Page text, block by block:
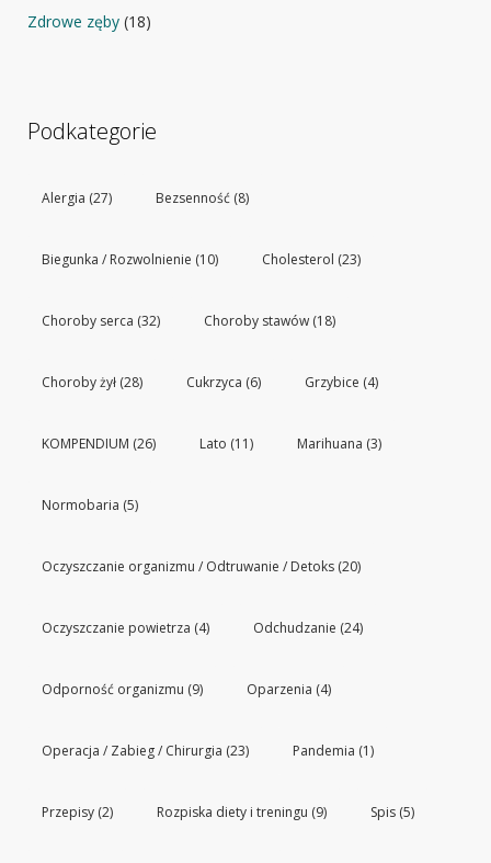
Zdrowe zęby (18)
Podkategorie
Alergia (27) Bezsenność (8)
Biegunka / Rozwolnienie (10) Cholesterol (23)
Choroby serca (32) Choroby stawów (18)
Choroby żył (28) Cukrzyca (6) Grzybice (4)
KOMPENDIUM (26) Lato (11) Marihuana (3)
Normobaria (5)
Oczyszczanie organizmu / Odtruwanie / Detoks (20)
Oczyszczanie powietrza (4) Odchudzanie (24)
Odporność organizmu (9) Oparzenia (4)
Operacja / Zabieg / Chirurgia (23) Pandemia (1)
Przepisy (2) Rozpiska diety i treningu (9) Spis (5)